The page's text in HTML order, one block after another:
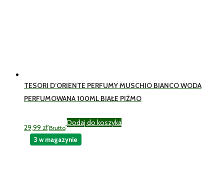
TESORI D’ORIENTE PERFUMY MUSCHIO BIANCO WODA
PERFUMOWANA 100ML BIAŁE PIŻMO
29,99 zł Brutto
Dodaj do koszyka
3 w magazynie